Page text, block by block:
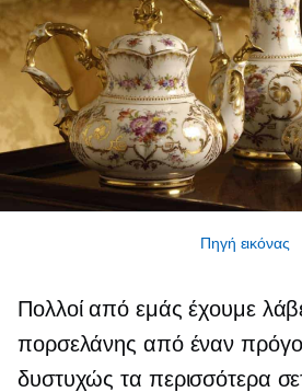
Πηγή εικόνας
Πολλοί από εμάς έχουμε
πορσελάνης από έναν
δυστυχώς τα περισσότερα